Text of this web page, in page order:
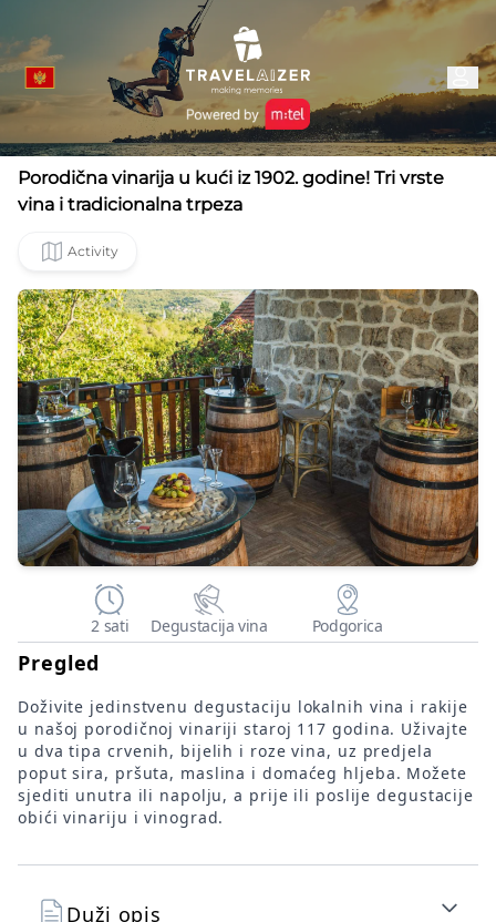
Porodična vinarija u kući iz 1902. godine! Tri vrste
vina i tradicionalna trpeza
Activity
2 sati Degustacija vina Podgorica
Pregled
Doživite jedinstvenu degustaciju lokalnih vina i rakije
u našoj porodičnoj vinariji staroj 117 godina. Uživajte
u dva tipa crvenih, bijelih i roze vina, uz predjela
poput sira, pršuta, maslina i domaćeg hljeba. Možete
sjediti unutra ili napolju, a prije ili poslije degustacije
obići vinariju i vinograd.
Duži opis